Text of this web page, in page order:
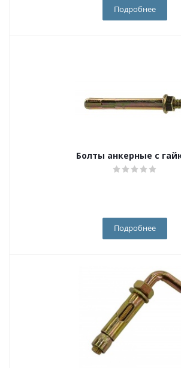
Подробнее
Болты анкерные с
Подробнее